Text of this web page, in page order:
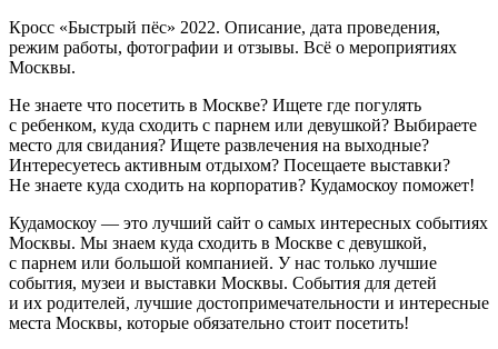
Кросс «Быстрый пёс» 2022. Описание, дата проведения,
режим работы, фотографии и отзывы. Всё о мероприятиях
Москвы.
Не знаете что посетить в Москве? Ищете где погулять
с ребенком, куда сходить с парнем или девушкой? Выбираете
место для свидания? Ищете развлечения на выходные?
Интересуетесь активным отдыхом? Посещаете выставки?
Не знаете куда сходить на корпоратив? Кудамоскоу поможет!
Кудамоскоу — это лучший сайт о самых интересных событиях
Москвы. Мы знаем куда сходить в Москве с девушкой,
с парнем или большой компанией. У нас только лучшие
события, музеи и выставки Москвы. События для детей
и их родителей, лучшие достопримечательности и интересные
места Москвы, которые обязательно стоит посетить!